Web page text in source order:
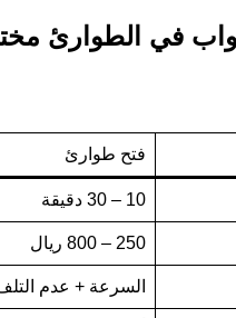
في الطوارئ
فتح طوارئ
10 – 30 دقيقة
250 – 800 ريال
السرعة + عدم